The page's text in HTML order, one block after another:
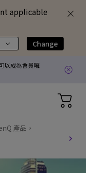
applicable
Change
以成為會員囉
產品，